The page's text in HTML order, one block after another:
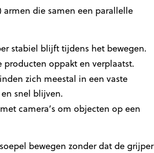
die samen een parallelle
stabiel blijft tijdens het bewegen.
oppakt en verplaatst.
zich meestal in een vaste
snel blijven.
camera’s om objecten op een
bewegen zonder dat de grijper